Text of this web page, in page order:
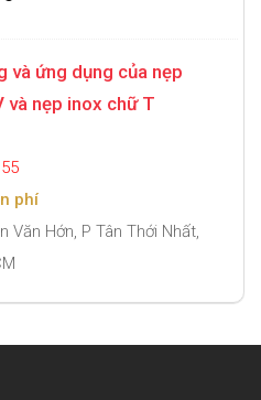
và ứng dụng của nẹp
và nẹp inox chữ T
phí
Văn Hớn, P Tân Thới Nhất,